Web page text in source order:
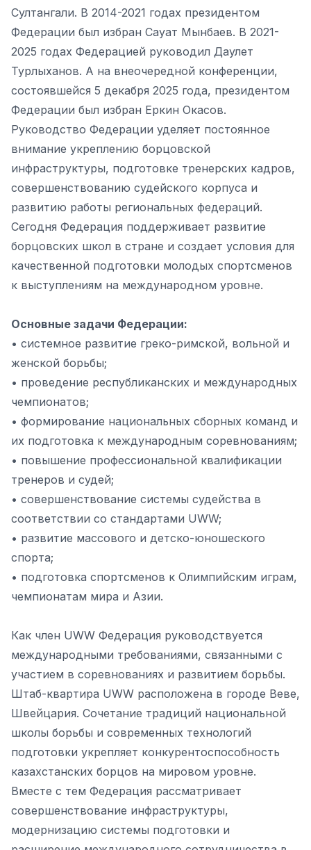
Султангали. В 2014-2021 годах президентом
Федерации был избран Сауат Мынбаев. В 2021-
2025 годах Федерацией руководил Даулет
Турлыханов. А на внеочередной конференции,
состоявшейся 5 декабря 2025 года, президентом
Федерации был избран Еркин Окасов.
Руководство Федерации уделяет постоянное
внимание укреплению борцовской
инфраструктуры, подготовке тренерских кадров,
совершенствованию судейского корпуса и
развитию работы региональных федераций.
Сегодня Федерация поддерживает развитие
борцовских школ в стране и создает условия для
качественной подготовки молодых спортсменов
к выступлениям на международном уровне.
Основные задачи Федерации:
• системное развитие греко-римской, вольной и
женской борьбы;
• проведение республиканских и международных
чемпионатов;
• формирование национальных сборных команд и
их подготовка к международным соревнованиям;
• повышение профессиональной квалификации
тренеров и судей;
• совершенствование системы судейства в
соответствии со стандартами UWW;
• развитие массового и детско-юношеского
спорта;
• подготовка спортсменов к Олимпийским играм,
чемпионатам мира и Азии.
Как член UWW Федерация руководствуется
международными требованиями, связанными с
участием в соревнованиях и развитием борьбы.
Штаб-квартира UWW расположена в городе Веве,
Швейцария. Сочетание традиций национальной
школы борьбы и современных технологий
подготовки укрепляет конкурентоспособность
казахстанских борцов на мировом уровне.
Вместе с тем Федерация рассматривает
совершенствование инфраструктуры,
модернизацию системы подготовки и